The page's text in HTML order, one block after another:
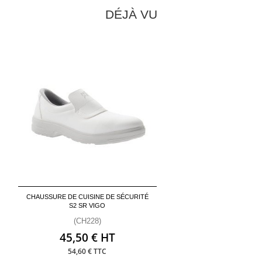
DÉJÀ VU
CHAUSSURE DE CUISINE DE SÉCURITÉ
S2 SR VIGO
(CH228)
45,50 € HT
54,60 € TTC